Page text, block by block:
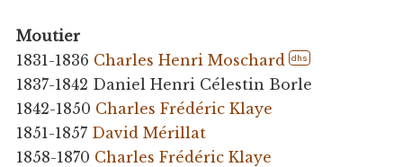
Moutier
1831-1836 Charles Henri Moschard dhs
1837-1842 Daniel Henri Célestin Borle
1842-1850 Charles Frédéric Klaye
1851-1857 David Mérillat
1858-1870 Charles Frédéric Klaye